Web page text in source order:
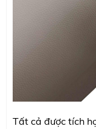
Tất cả được tích